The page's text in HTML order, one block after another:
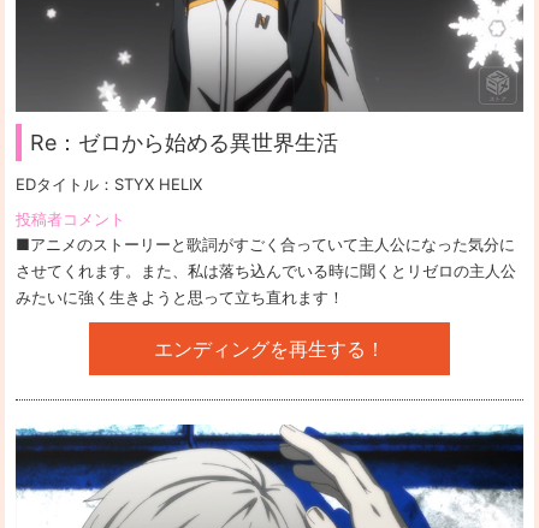
Re：ゼロから始める異世界生活
EDタイトル： STYX HELIX
投稿者コメント
■アニメのストーリーと歌詞がすごく合っていて主人公になった気分に
させてくれます。また、私は落ち込んでいる時に聞くとリゼロの主人公
みたいに強く生きようと思って立ち直れます！
エンディングを再生する！